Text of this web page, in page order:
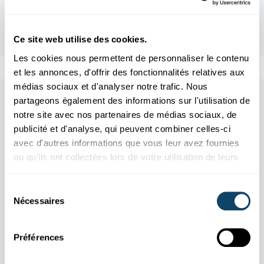
Ce site web utilise des cookies.
Les cookies nous permettent de personnaliser le contenu
et les annonces, d'offrir des fonctionnalités relatives aux
médias sociaux et d'analyser notre trafic. Nous
partageons également des informations sur l'utilisation de
notre site avec nos partenaires de médias sociaux, de
publicité et d'analyse, qui peuvent combiner celles-ci
avec d'autres informations que vous leur avez fournies
ou qu'ils ont collectées lors de votre utilisation de leurs
Nécessaires
Préférences
Aussi dans cette rubrique